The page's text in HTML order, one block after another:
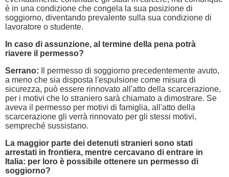
è in una condizione che congela la sua posizione di
soggiorno, diventando prevalente sulla sua condizione di
lavoratore o studente.
In caso di assunzione, al termine della pena potrà
riavere il permesso?
Serrano: Il permesso di soggiorno precedentemente avuto,
a meno che sia disposta l'espulsione come misura di
sicurezza, può essere rinnovato all'atto della scarcerazione,
per i motivi che lo straniero sarà chiamato a dimostrare. Se
aveva il permesso per motivi di famiglia, all'atto della
scarcerazione gli verrà rinnovato per gli stessi motivi,
sempreché sussistano.
La maggior parte dei detenuti stranieri sono stati
arrestati in frontiera, mentre cercavano di entrare in
Italia: per loro è possibile ottenere un permesso di
soggiorno?